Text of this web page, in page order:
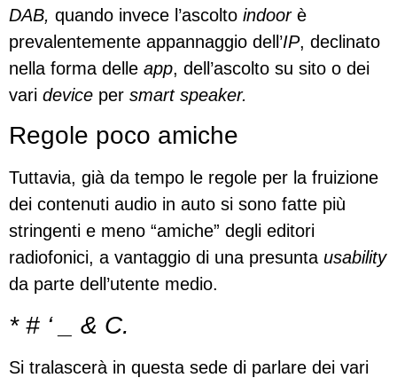
DAB, quando invece l’ascolto indoorè
prevalentemente appannaggio dell’IP, declinato
nella forma delle app, dell’ascolto su sito o dei
vari device per smart speaker.
Regole poco amiche
Tuttavia, già da tempo le regole per la fruizione
dei contenuti audio in auto si sono fatte più
stringenti e meno “amiche” degli editori
radiofonici, a vantaggio di una presunta usability
da parte dell’utente medio.
* # ‘ _ & C.
Si tralascerà in questa sede di parlare dei vari